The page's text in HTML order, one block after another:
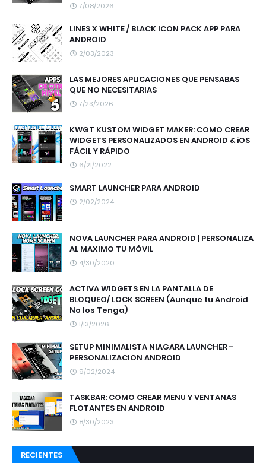
7/08/2026
LINES X WHITE / BLACK ICON PACK APP PARA
ANDROID
2/03/2023
LAS MEJORES APLICACIONES QUE PENSABAS
QUE NO NECESITARIAS
7/23/2026
KWGT KUSTOM WIDGET MAKER: COMO CREAR
WIDGETS PERSONALIZADOS EN ANDROID & iOS
FÁCIL Y RÁPIDO
6/21/2022
SMART LAUNCHER PARA ANDROID
2/02/2024
NOVA LAUNCHER PARA ANDROID | PERSONALIZA
AL MAXIMO TU MÓVIL
4/30/2020
ACTIVA WIDGETS EN LA PANTALLA DE
BLOQUEO/ LOCK SCREEN (Aunque tu Android
No los Tenga)
1/13/2026
SETUP MINIMALISTA NIAGARA LAUNCHER -
PERSONALIZACION ANDROID
9/02/2024
TASKBAR: COMO CREAR MENU Y VENTANAS
FLOTANTES EN ANDROID
8/30/2023
RECIENTES